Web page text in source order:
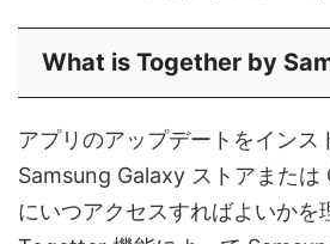
What is Together by
アプリのアップデートをインス
Samsung Galaxy ストアまたは
にいつアクセスすればよいかを